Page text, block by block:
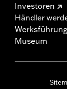
Investoren
Händler
Museum